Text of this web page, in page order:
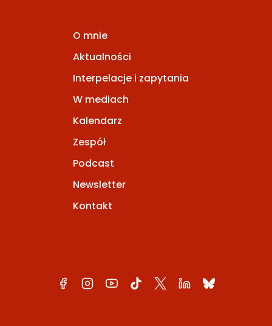
O mnie
Aktualności
Interpelacje i zapytania
W mediach
Kalendarz
Zespół
Podcast
Newsletter
Kontakt